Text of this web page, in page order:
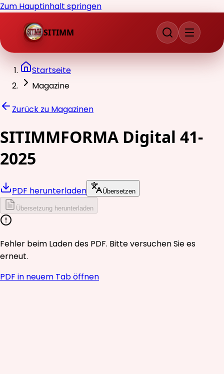
Zum Hauptinhalt springen
SITIMM
Startseite
Magazine
Zurück zu Magazinen
SITIMMFORMA Digital 41-
2025
PDF herunterladen Übersetzen
Übersetzung herunterladen
Fehler beim Laden des PDF. Bitte versuchen Sie es
erneut.
PDF in neuem Tab öffnen